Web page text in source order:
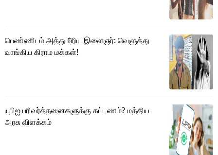
பெண்ணிடம் அத்துமீறிய இளைஞர்: வெளுத்து
வாங்கிய கிராம மக்கள்!
யுபிஐ பரிவர்த்தனைகளுக்கு கட்டணம்? மத்திய
அரசு விளக்கம்